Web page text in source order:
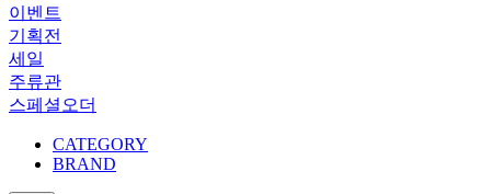
이벤트
기획전
세일
주류관
스페셜오더
CATEGORY
BRAND